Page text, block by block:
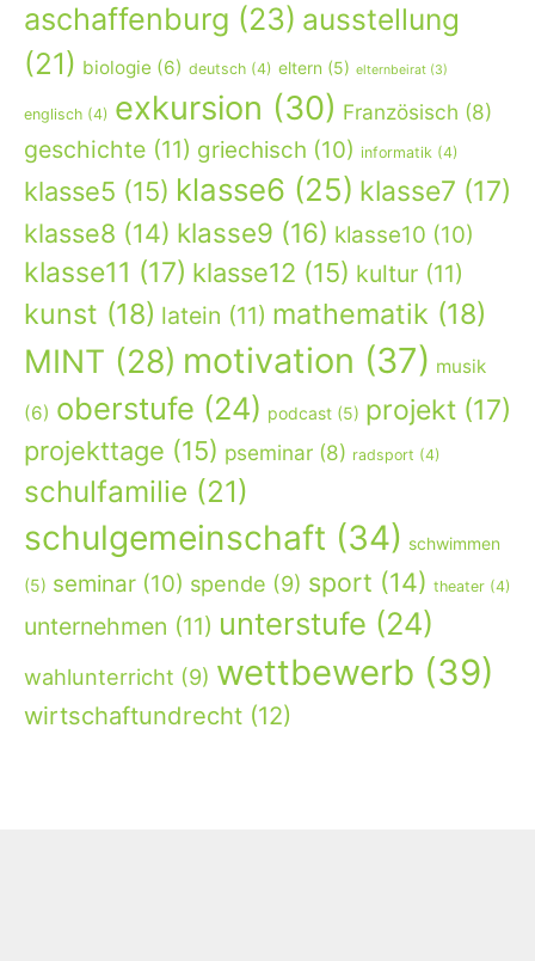
aschaffenburg (23) ausstellung
(21) biologie (6) deutsch (4) eltern (5) elternbeirat (3)
englisch (4) exkursion (30) Französisch (8)
geschichte (11) griechisch (10) informatik (4)
klasse5 (15) klasse6 (25) klasse7 (17)
klasse8 (14) klasse9 (16) klasse10 (10)
klasse11 (17) klasse12 (15) kultur (11)
kunst (18) latein (11) mathematik (18)
MINT (28) motivation (37) musik
(6) oberstufe (24) podcast (5) projekt (17)
projekttage (15) pseminar (8) radsport (4)
schulfamilie (21)
schulgemeinschaft (34) schwimmen
(5) seminar (10) spende (9) sport (14) theater (4)
unternehmen (11) unterstufe (24)
wahlunterricht (9) wettbewerb (39)
wirtschaftundrecht (12)